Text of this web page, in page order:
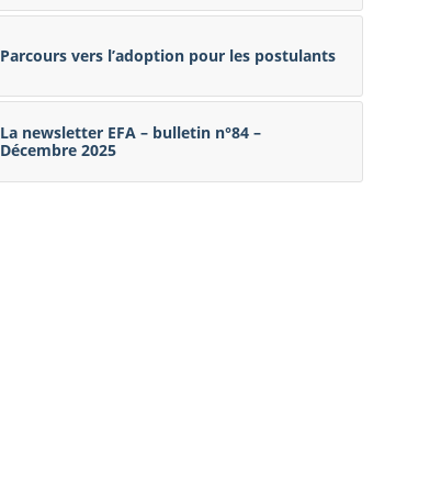
Parcours vers l’adoption pour les postulants
La newsletter EFA – bulletin n°84 –
Décembre 2025